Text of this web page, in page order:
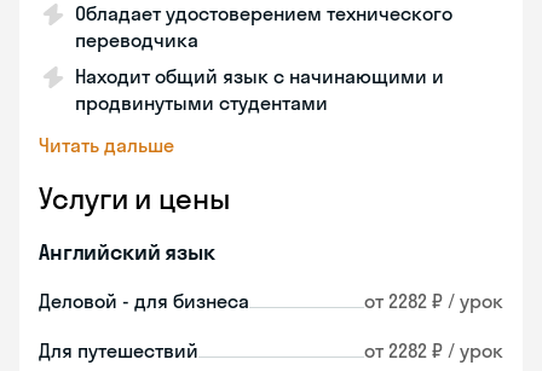
Обладает удостоверением технического
переводчика
Находит общий язык с начинающими и
продвинутыми студентами
Читать дальше
Услуги и цены
Английский язык
Деловой - для бизнеса от 2282 ₽ / урок
Для путешествий от 2282 ₽ / урок